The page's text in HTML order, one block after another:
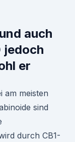
auch
jedoch
er
am meisten
sind
durch CB1-